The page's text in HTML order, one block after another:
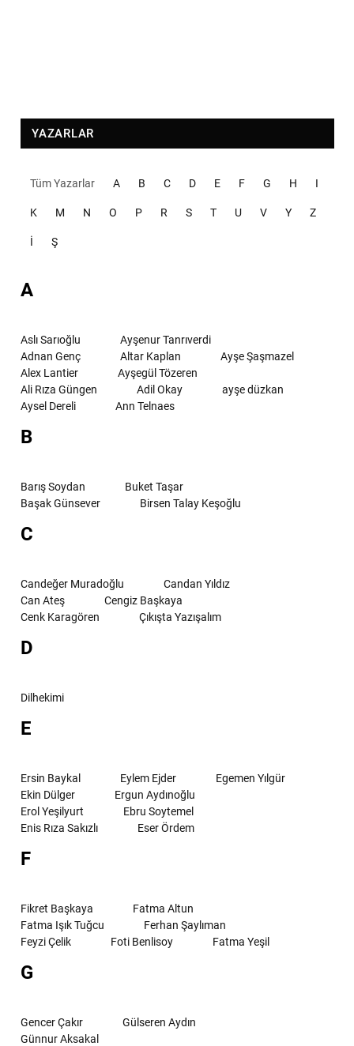
YAZARLAR
Tüm Yazarlar A B C D E F G H I
K M N O P R S T U V Y Z
İ Ş
A
Aslı Sarıoğlu
Ayşenur Tanrıverdi
Adnan Genç
Altar Kaplan
Ayşe Şaşmazel
Alex Lantier
Ayşegül Tözeren
Ali Rıza Güngen
Adil Okay
ayşe düzkan
Aysel Dereli
Ann Telnaes
B
Barış Soydan
Buket Taşar
Başak Günsever
Birsen Talay Keşoğlu
C
Candeğer Muradoğlu
Candan Yıldız
Can Ateş
Cengiz Başkaya
Cenk Karagören
Çıkışta Yazışalım
D
Dilhekimi
E
Ersin Baykal Eylem Ejder
Egemen Yılgür
Ekin Dülger
Ergun Aydınoğlu
Erol Yeşilyurt
Ebru Soytemel
Enis Rıza Sakızlı
Eser Ördem
F
Fikret Başkaya
Fatma Altun
Fatma Işık Tuğcu
Ferhan Şaylıman
Feyzi Çelik
Foti Benlisoy Fatma Yeşil
G
Gencer Çakır
Gülseren Aydın
Günnur Aksakal